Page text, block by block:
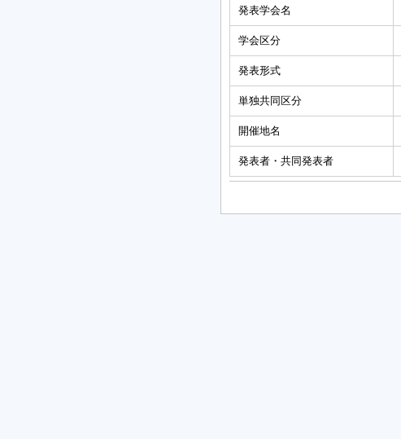
発表学会名
学会区分
発表形式
単独共同区分
開催地名
発表者・共同発表者